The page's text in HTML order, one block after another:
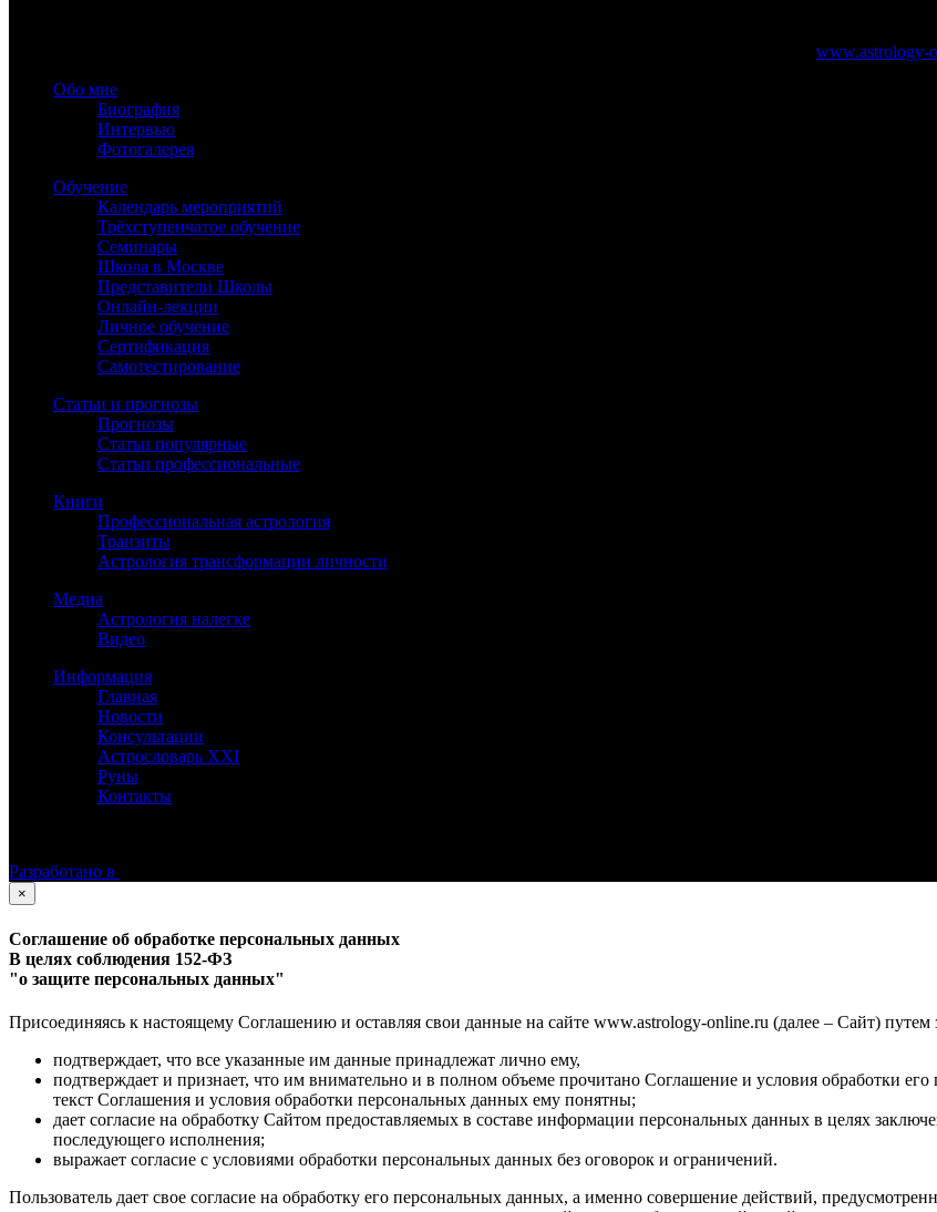
www.astrology-
Обо мне
Биография
Интервью
Фотогалерея
Обучение
Календарь мероприятий
Трёхступенчатое обучение
Семинары
Школа в Москве
Представители Школы
Онлайн-лекции
Личное обучение
Сертификация
Самотестирование
Статьи и прогнозы
Прогнозы
Статьи популярные
Статьи профессиональные
Книги
Профессиональная астрология
Транзиты
Астрология трансформации личности
Медиа
Астрология налегке
Видео
Информация
Главная
Новости
Консультации
Астрословарь XXI
Руны
Контакты
Разработано в
×
Соглашение об обработке персональных данных
В целях соблюдения 152-ФЗ
"о защите персональных данных"
Присоединяясь к настоящему Соглашению и оставляя свои данные на сайте www.astrology-online.ru (далее – Сайт) путем
подтверждает, что все указанные им данные принадлежат лично ему,
подтверждает и признает, что им внимательно и в полном объеме прочитано Соглашение и условия обработки
текст Соглашения и условия обработки персональных данных ему понятны;
дает согласие на обработку Сайтом предоставляемых в составе информации персональных данных в целях
последующего исполнения;
выражает согласие с условиями обработки персональных данных без оговорок и ограничений.
Пользователь дает свое согласие на обработку его персональных данных, а именно совершение действий,